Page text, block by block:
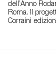
dell’Anno
Roma. Il
Corraini